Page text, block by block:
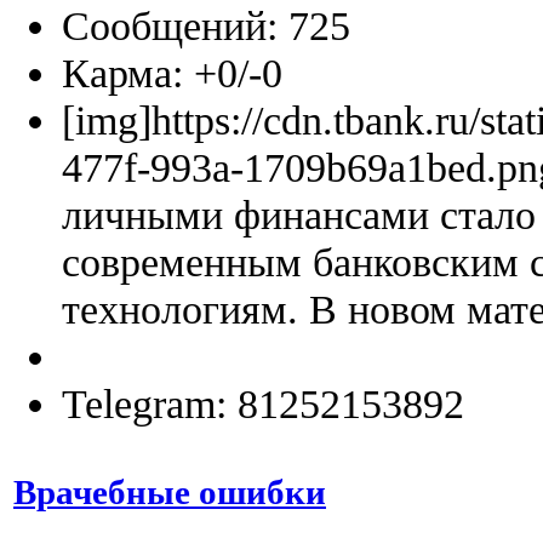
Сообщений: 725
Карма: +0/-0
[img]https://cdn.tbank.ru/
477f-993a-
личными финансами
современным банковским
технологиям. В новом
Telegram: 81252153892
Врачебные ошибки